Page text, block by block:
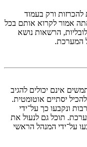
להכרזות ורק בעמוד
אמור לקרוא אותם בכל
הרשאות נושא
המערכת.
אינם יכולים להגיב
יסתיים אוטומטית.
ונקבעו כך על־ידי
תוכל גם לנעול את
על־ידי המנהל הראשי